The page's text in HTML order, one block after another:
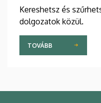
Kereshetsz és
dolgozatok közül.
TOVÁBB